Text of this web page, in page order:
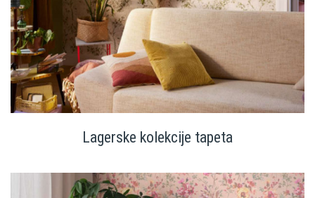
Lagerske kolekcije tapeta